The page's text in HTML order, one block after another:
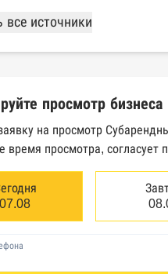
ЕГРЮЛ и ЕГРИП
арбитражных дел
федеральный реестр
федеральный реестр
товарных знаков и
все источники
просмотр бизнеса
на просмотр
время просмотра, согласует
07.08